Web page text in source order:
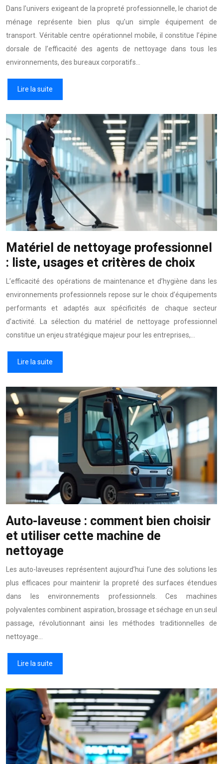
Dans l’univers exigeant de la propreté professionnelle, le chariot de
ménage représente bien plus qu’un simple équipement de
transport. Véritable centre opérationnel mobile, il constitue l’épine
dorsale de l’efficacité des agents de nettoyage dans tous les
environnements, des bureaux corporatifs…
Lire la suite
Matériel de nettoyage professionnel
: liste, usages et critères de choix
L’efficacité des opérations de maintenance et d’hygiène dans les
environnements professionnels repose sur le choix d’équipements
performants et adaptés aux spécificités de chaque secteur
d’activité. La sélection du matériel de nettoyage professionnel
constitue un enjeu stratégique majeur pour les entreprises,…
Lire la suite
Auto-laveuse : comment bien choisir
et utiliser cette machine de
nettoyage
Les auto-laveuses représentent aujourd’hui l’une des solutions les
plus efficaces pour maintenir la propreté des surfaces étendues
dans les environnements professionnels. Ces machines
polyvalentes combinent aspiration, brossage et séchage en un seul
passage, révolutionnant ainsi les méthodes traditionnelles de
nettoyage…
Lire la suite